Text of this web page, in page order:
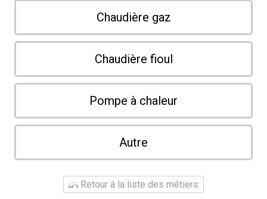
Chaudière gaz
Chaudière fioul
Pompe à chaleur
Autre
Retour à la liste des métiers